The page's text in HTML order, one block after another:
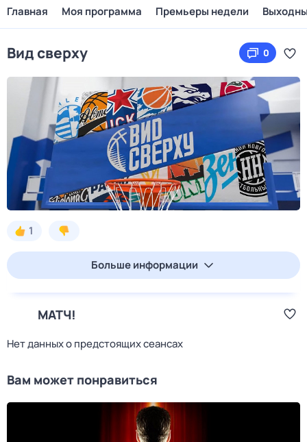
Главная Моя программа Премьеры недели
Вид сверху 0
1
Больше информации
МАТЧ!
Нет данных о предстоящих сеансах
Вам может понравиться